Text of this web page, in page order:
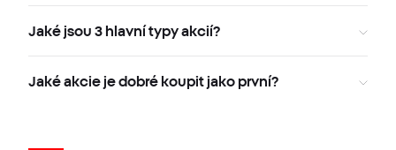
Jaké jsou 3 hlavní typy akcií?
Jaké akcie je dobré koupit jako první?